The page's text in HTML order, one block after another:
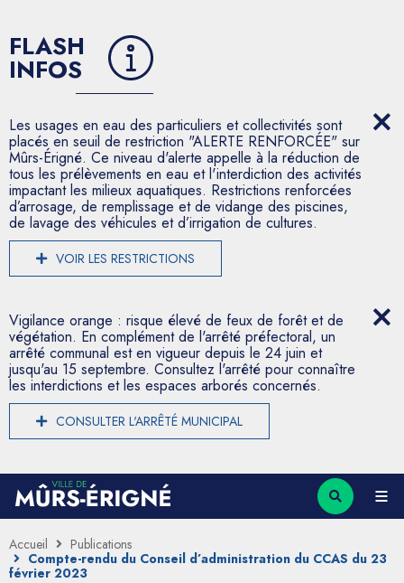
FLASH
INFOS
Les usages en eau des particuliers et collectivités sont
placés en seuil de restriction "ALERTE RENFORCÉE" sur
Mûrs-Érigné. Ce niveau d'alerte appelle à la réduction de
tous les prélèvements en eau et l'interdiction des activités
impactant les milieux aquatiques. Restrictions renforcées
d’arrosage, de remplissage et de vidange des piscines,
de lavage des véhicules et d’irrigation de cultures.
VOIR LES RESTRICTIONS
Vigilance orange : risque élevé de feux de forêt et de
végétation. En complément de l'arrêté préfectoral, un
arrêté communal est en vigueur depuis le 24 juin et
jusqu'au 15 septembre. Consultez l'arrêté pour connaître
les interdictions et les espaces arborés concernés.
CONSULTER L'ARRÊTÉ MUNICIPAL
Accueil
Publications
Compte-rendu du Conseil d’administration du CCAS du 23
février 2023